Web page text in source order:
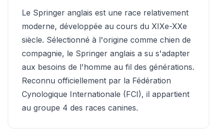
Le Springer anglais est une race relativement
moderne, développée au cours du XIXe-XXe
siècle. Sélectionné à l'origine comme chien de
compagnie, le Springer anglais a su s'adapter
aux besoins de l'homme au fil des générations.
Reconnu officiellement par la Fédération
Cynologique Internationale (FCI), il appartient
au groupe 4 des races canines.